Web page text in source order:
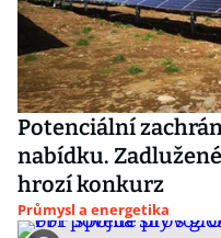
Potenciální
nabídku.
hrozí konkurz
Průmysl a energetika